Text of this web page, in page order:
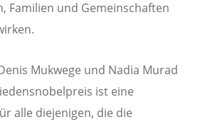
Familien und Gemeinschaften
Mukwege und Nadia Murad
ist eine
alle diejenigen, die die